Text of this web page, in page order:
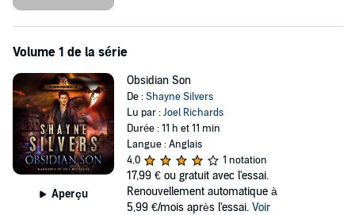
Volume 1 de la série
Aperçu
Obsidian Son
De :Shayne Silvers
Lu par :Joel Richards
Durée : 11 h et 11 min
Langue : Anglais
4,0
1 notation
17,99 € ou gratuit avec l'essai.
Renouvellement automatique à
5,99 €/mois après l'essai. Voir